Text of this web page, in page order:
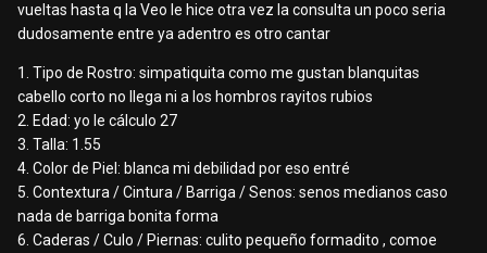
vueltas hasta q la Veo le hice otra vez la consulta un poco seria
dudosamente entre ya adentro es otro cantar
1. Tipo de Rostro: simpatiquita como me gustan blanquitas
cabello corto no llega ni a los hombros rayitos rubios
2. Edad: yo le cálculo 27
3. Talla: 1.55
4. Color de Piel: blanca mi debilidad por eso entré
5. Contextura / Cintura / Barriga / Senos: senos medianos caso
nada de barriga bonita forma
6. Caderas / Culo / Piernas: culito pequeño formadito , comoe